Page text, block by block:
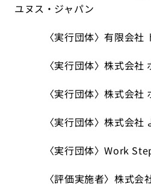
ユヌス・ジャパン
〈実行団体〉有限会社
〈実行団体〉株式会社
〈実行団体〉株式会社
〈実行団体〉株式会社
〈実行団体〉Work Step
〈評価実施者〉株式会社